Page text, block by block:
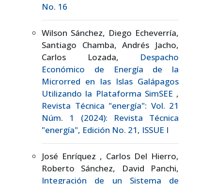
No. 16
Wilson Sánchez, Diego Echeverría,
Santiago Chamba, Andrés Jacho,
Carlos Lozada, Despacho
Económico de Energía de la
Microrred en las Islas Galápagos
Utilizando la Plataforma SimSEE ,
Revista Técnica "energía": Vol. 21
Núm. 1 (2024): Revista Técnica
"energía", Edición No. 21, ISSUE I
José Enríquez , Carlos Del Hierro,
Roberto Sánchez, David Panchi,
Integración de un Sistema de